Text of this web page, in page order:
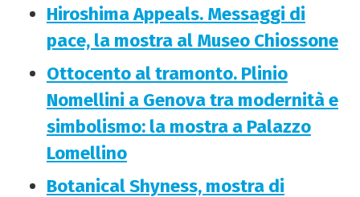
Hiroshima Appeals. Messaggi di
pace, la mostra al Museo Chiossone
Ottocento al tramonto. Plinio
Nomellini a Genova tra modernità e
simbolismo: la mostra a Palazzo
Lomellino
Botanical Shyness, mostra di